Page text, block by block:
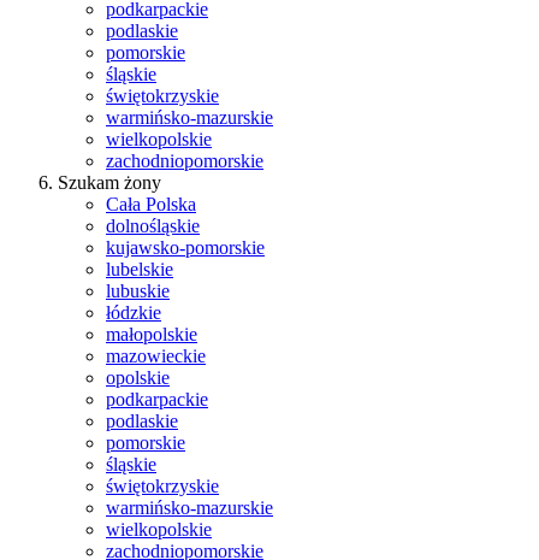
podkarpackie
podlaskie
pomorskie
śląskie
świętokrzyskie
warmińsko-mazurskie
wielkopolskie
zachodniopomorskie
Szukam żony
Cała Polska
dolnośląskie
kujawsko-pomorskie
lubelskie
lubuskie
łódzkie
małopolskie
mazowieckie
opolskie
podkarpackie
podlaskie
pomorskie
śląskie
świętokrzyskie
warmińsko-mazurskie
wielkopolskie
zachodniopomorskie